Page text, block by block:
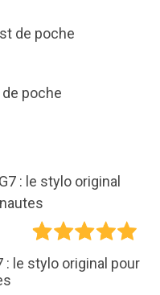
poche
: le stylo original pour